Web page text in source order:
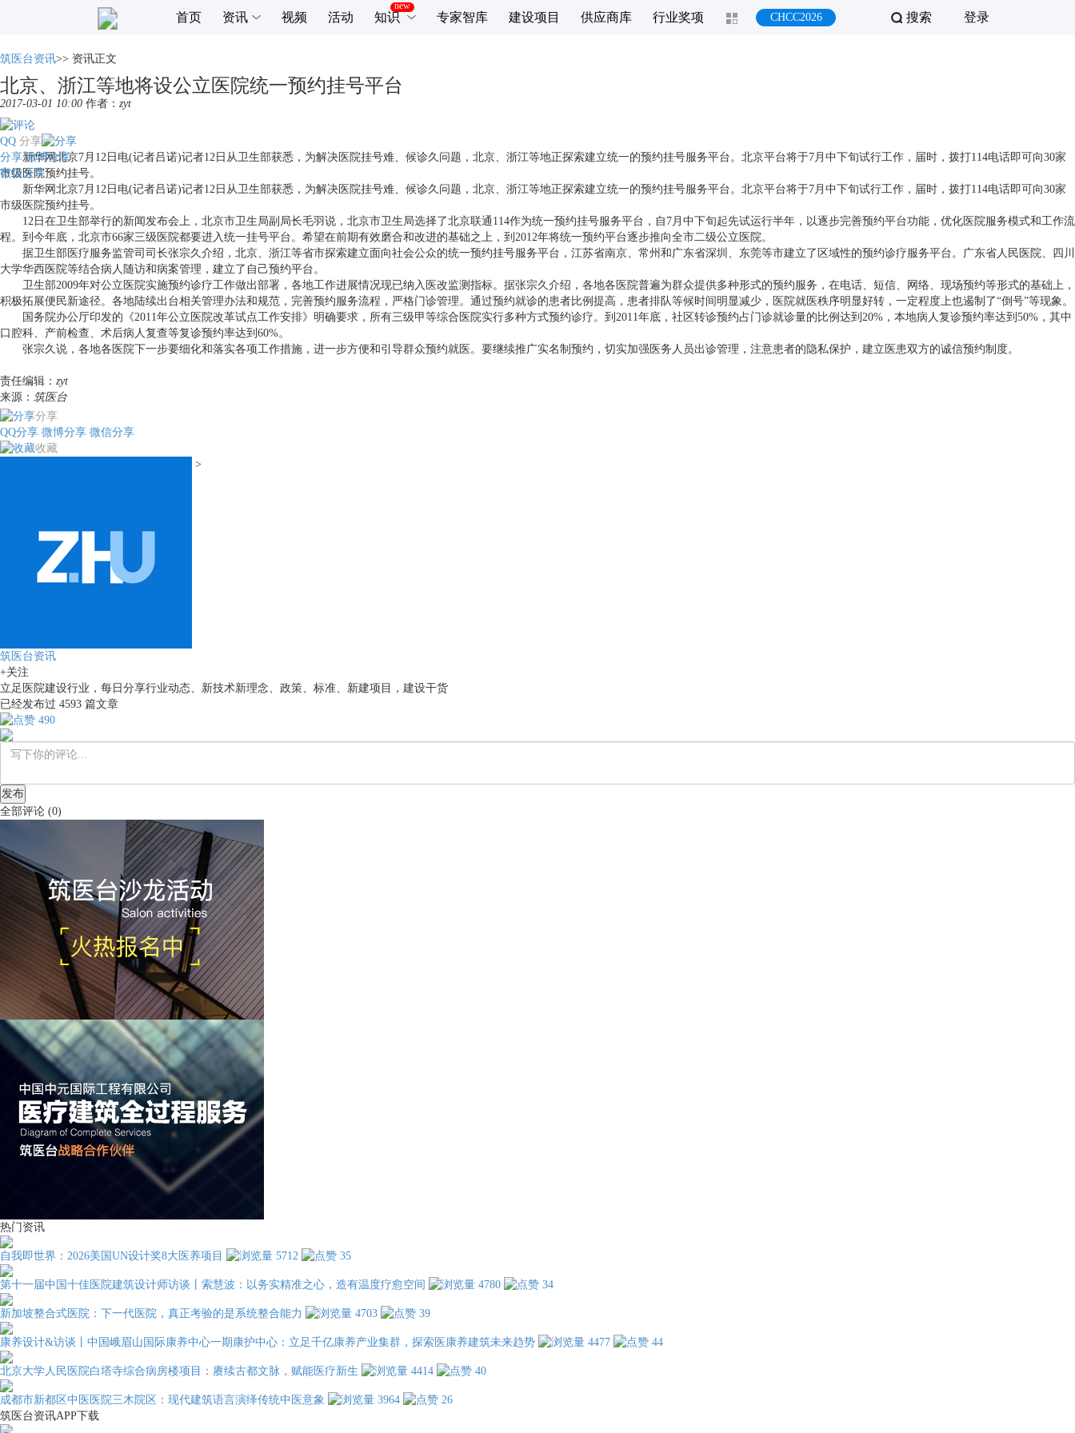
登录
搜索
首页 资讯 视频 活动 知识 专家智库 建设项目 供应商库 行业奖项 CHCC2026
筑医台资讯>> 资讯正文
北京、浙江等地将设公立医院统一预约挂号平台
2017-03-01 10:00 作者： zyt
分享
QQ
分享 微博分享
微信分享
新华网北京7月12日电(记者吕诺)记者12日从卫生部获悉，为解决医院挂号难、候诊久问题，北京、浙江等地正探索建立统一的预约挂号服务平台。北京平台将于7月中下旬试行工作，届时，拨打114电话即可向30家
市级医院预约挂号。
新华网北京7月12日电(记者吕诺)记者12日从卫生部获悉，为解决医院挂号难、候诊久问题，北京、浙江等地正探索建立统一的预约挂号服务平台。北京平台将于7月中下旬试行工作，届时，拨打114电话即可向30家
市级医院预约挂号。
12日在卫生部举行的新闻发布会上，北京市卫生局副局长毛羽说，北京市卫生局选择了北京联通114作为统一预约挂号服务平台，自7月中下旬起先试运行半年，以逐步完善预约平台功能，优化医院服务模式和工作流
程。到今年底，北京市66家三级医院都要进入统一挂号平台。希望在前期有效磨合和改进的基础之上，到2012年将统一预约平台逐步推向全市二级公立医院。
据卫生部医疗服务监管司司长张宗久介绍，北京、浙江等省市探索建立面向社会公众的统一预约挂号服务平台，江苏省南京、常州和广东省深圳、东莞等市建立了区域性的预约诊疗服务平台。广东省人民医院、四川
大学华西医院等结合病人随访和病案管理，建立了自己预约平台。
卫生部2009年对公立医院实施预约诊疗工作做出部署，各地工作进展情况现已纳入医改监测指标。据张宗久介绍，各地各医院普遍为群众提供多种形式的预约服务，在电话、短信、网络、现场预约等形式的基础上，
积极拓展便民新途径。各地陆续出台相关管理办法和规范，完善预约服务流程，严格门诊管理。通过预约就诊的患者比例提高，患者排队等候时间明显减少，医院就医秩序明显好转，一定程度上也遏制了“倒号”等现象。
国务院办公厅印发的《2011年公立医院改革试点工作安排》明确要求，所有三级甲等综合医院实行多种方式预约诊疗。到2011年底，社区转诊预约占门诊就诊量的比例达到20%，本地病人复诊预约率达到50%，其中
口腔科、产前检查、术后病人复查等复诊预约率达到60%。
张宗久说，各地各医院下一步要细化和落实各项工作措施，进一步方便和引导群众预约就医。要继续推广实名制预约，切实加强医务人员出诊管理，注意患者的隐私保护，建立医患双方的诚信预约制度。
责任编辑： zyt
来源： 筑医台
分享
QQ分享 微博分享 微信分享
收藏
>
筑医台资讯
+关注
立足医院建设行业，每日分享行业动态、新技术新理念、政策、标准、新建项目，建设干货
已经发布过 4593 篇文章
490
发布
全部评论 (0)
热门资讯
自我即世界：2026美国UN设计奖8大医养项目 5712 35
第十一届中国十佳医院建筑设计师访谈丨索慧波：以务实精准之心，造有温度疗愈空间 4780 34
新加坡整合式医院：下一代医院，真正考验的是系统整合能力 4703 39
康养设计&访谈丨中国峨眉山国际康养中心一期康护中心：立足千亿康养产业集群，探索医康养建筑未来趋势 4477 44
北京大学人民医院白塔寺综合病房楼项目：赓续古都文脉，赋能医疗新生 4414 40
成都市新都区中医医院三木院区：现代建筑语言演绎传统中医意象 3964
26
筑医台资讯APP下载